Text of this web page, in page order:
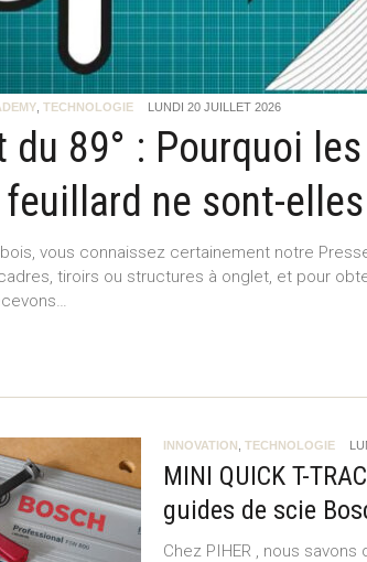
TECHNOLOGIE LUNDI 20 JUILLET 2026
du 89° : Pourquoi
ne sont-elles
vous connaissez certainement notre
tiroirs ou structures à onglet, et pour
INNOVATION TECHNOLOGIE
MINI QUICK T-
guides de scie
Chez PIHER , nous